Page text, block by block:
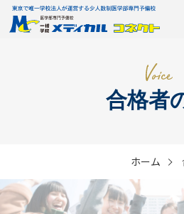
合格者
ホーム